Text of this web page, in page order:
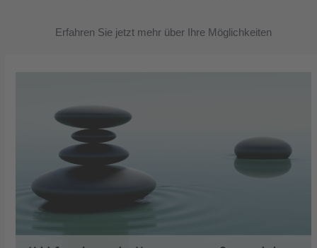
Erfahren Sie jetzt mehr über Ihre Möglichkeiten